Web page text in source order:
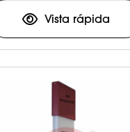
Vista rápida